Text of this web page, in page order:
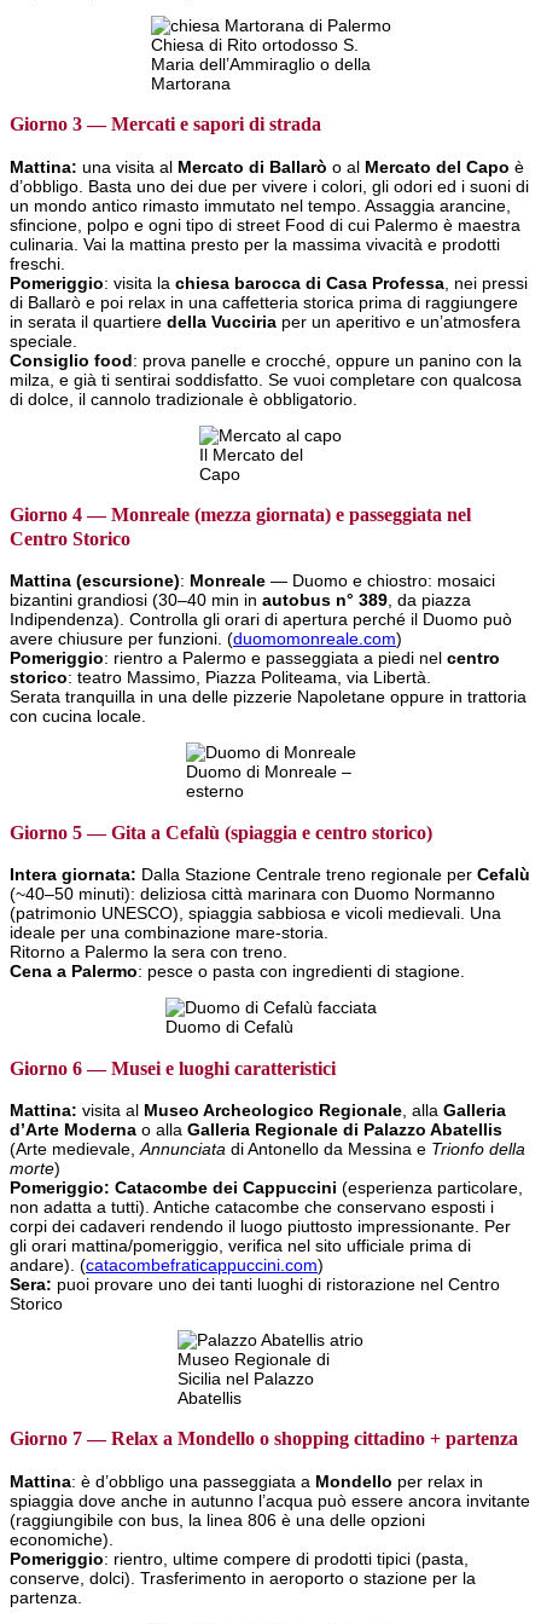
Chiesa di Rito ortodosso S.
Maria dell’Ammiraglio o della
Martorana
Giorno 3 — Mercati e sapori di strada
Mattina: una visita al Mercato di Ballarò o al Mercato del Capo è
d’obbligo. Basta uno dei due per vivere i colori, gli odori ed i suoni di
un mondo antico rimasto immutato nel tempo. Assaggia arancine,
sfincione, polpo e ogni tipo di street Food di cui Palermo è maestra
culinaria. Vai la mattina presto per la massima vivacità e prodotti
freschi.
Pomeriggio: visita la chiesa barocca di Casa Professa , nei pressi
di Ballarò e poi relax in una caffetteria storica prima di raggiungere
in serata il quartiere della Vucciria per un aperitivo e un’atmosfera
speciale.
Consiglio food: prova panelle e crocché, oppure un panino con la
milza, e già ti sentirai soddisfatto. Se vuoi completare con qualcosa
di dolce, il cannolo tradizionale è obbligatorio.
Il Mercato del
Capo
Giorno 4 — Monreale (mezza giornata) e passeggiata nel
Centro Storico
Mattina (escursione): Monreale — Duomo e chiostro: mosaici
bizantini grandiosi (30–40 min in autobus n° 389, da piazza
Indipendenza). Controlla gli orari di apertura perché il Duomo può
avere chiusure per funzioni. (duomomonreale.com)
Pomeriggio: rientro a Palermo e passeggiata a piedi nel centro
storico: teatro Massimo, Piazza Politeama, via Libertà.
Serata tranquilla in una delle pizzerie Napoletane oppure in trattoria
con cucina locale.
Duomo di Monreale –
esterno
Giorno 5 — Gita a Cefalù (spiaggia e centro storico)
Intera giornata: Dalla Stazione Centrale treno regionale per Cefalù
(~40–50 minuti): deliziosa città marinara con Duomo Normanno
(patrimonio UNESCO), spiaggia sabbiosa e vicoli medievali. Una
ideale per una combinazione mare-storia.
Ritorno a Palermo la sera con treno.
Cena a Palermo: pesce o pasta con ingredienti di stagione.
Duomo di Cefalù
Giorno 6 — Musei e luoghi caratteristici
Mattina: visita al Museo Archeologico Regionale , alla Galleria
d’Arte Moderna o alla Galleria Regionale di Palazzo Abatellis
(Arte medievale, Annunciata di Antonello da Messina e Trionfo della
morte)
Pomeriggio: Catacombe dei Cappuccini (esperienza particolare,
non adatta a tutti). Antiche catacombe che conservano esposti i
corpi dei cadaveri rendendo il luogo piuttosto impressionante. Per
gli orari mattina/pomeriggio, verifica nel sito ufficiale prima di
andare). (catacombefraticappuccini.com)
Sera: puoi provare uno dei tanti luoghi di ristorazione nel Centro
Storico
Museo Regionale di
Sicilia nel Palazzo
Abatellis
Giorno 7 — Relax a Mondello o shopping cittadino + partenza
Mattina: è d’obbligo una passeggiata a Mondello per relax in
spiaggia dove anche in autunno l’acqua può essere ancora invitante
(raggiungibile con bus, la linea 806 è una delle opzioni
economiche).
Pomeriggio: rientro, ultime compere di prodotti tipici (pasta,
conserve, dolci). Trasferimento in aeroporto o stazione per la
partenza.